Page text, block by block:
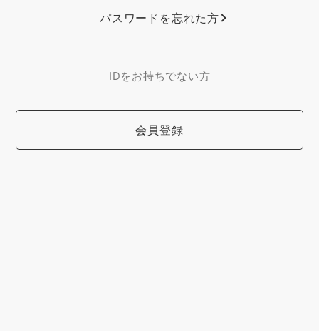
パスワードを忘れた方
IDをお持ちでない方
会員登録